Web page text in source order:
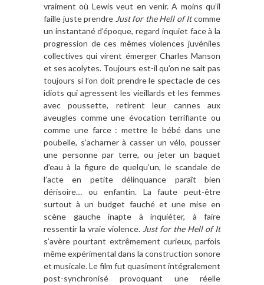
vraiment où Lewis veut en venir. A moins qu’il
faille juste prendre Just for the Hell of Itcomme
un instantané d’époque, regard inquiet face à la
progression de ces mêmes violences juvéniles
collectives qui virent émerger Charles Manson
et ses acolytes. Toujours est-il qu’on ne sait pas
toujours si l’on doit prendre le spectacle de ces
idiots qui agressent les vieillards et les femmes
avec poussette, retirent leur cannes aux
aveugles comme une évocation terrifiante ou
comme une farce : mettre le bébé dans une
poubelle, s’acharner à casser un vélo, pousser
une personne par terre, ou jeter un baquet
d’eau à la figure de quelqu’un, le scandale de
l’acte en petite délinquance paraît bien
dérisoire… ou enfantin. La faute peut-être
surtout à un budget fauché et une mise en
scène gauche inapte à inquiéter, à faire
ressentir la vraie violence. Just for the Hell of It
s’avère pourtant extrêmement curieux, parfois
même expérimental dans la construction sonore
et musicale. Le film fut quasiment intégralement
post-synchronisé provoquant une réelle